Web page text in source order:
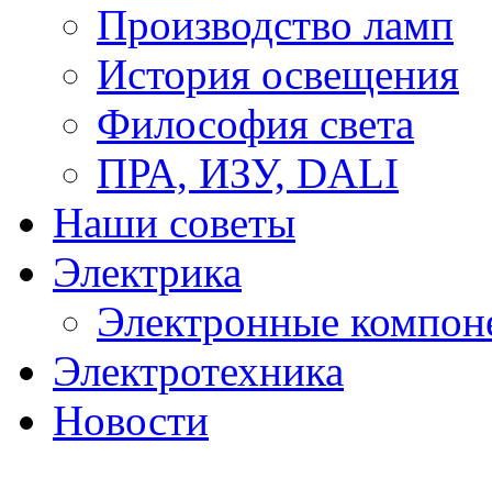
Производство ламп
История освещения
Философия света
ПРА, ИЗУ, DALI
Наши советы
Электрика
Электронные
Электротехника
Новости